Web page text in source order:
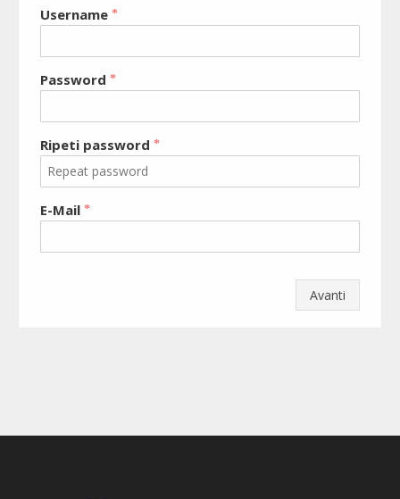
Username *
Password *
Ripeti password *
E-Mail *